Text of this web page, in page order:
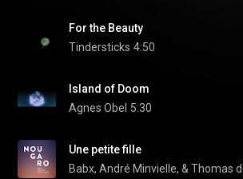
For the Beauty
Tindersticks 4:50
Island of Doom
Agnes Obel 5:30
Une petite fille